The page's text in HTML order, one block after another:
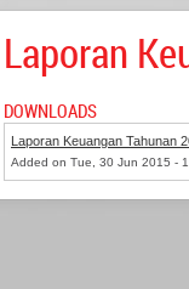
Laporan
DOWNLOADS
Laporan Keuangan Tahunan
Added on Tue, 30 Jun 2015 -